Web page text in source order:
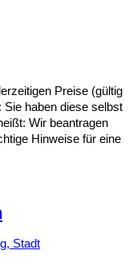
Preise (gültig
Sie haben diese selbst
Wir beantragen
Hinweise für eine